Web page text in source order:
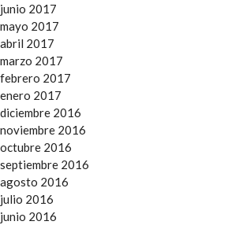
junio 2017
mayo 2017
abril 2017
marzo 2017
febrero 2017
enero 2017
diciembre 2016
noviembre 2016
octubre 2016
septiembre 2016
agosto 2016
julio 2016
junio 2016